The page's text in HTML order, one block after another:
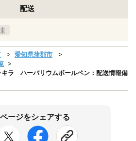
配送
愛知県蒲郡市
キラ ハーバリウムボールペン：配送情報備
ージをシェアする